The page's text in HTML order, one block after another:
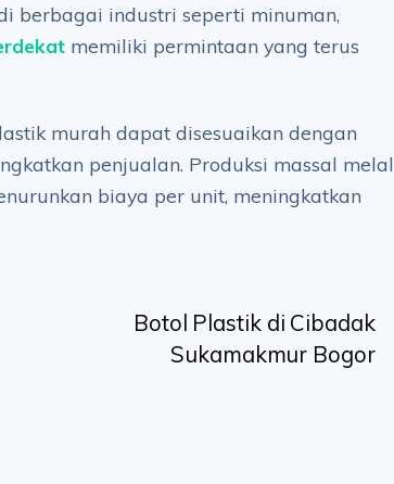
berbagai industri seperti minuman,
memiliki permintaan yang terus
murah dapat disesuaikan dengan
penjualan. Produksi massal
biaya per unit, meningkatkan
Botol Plastik di Cibadak
Sukamakmur Bogor